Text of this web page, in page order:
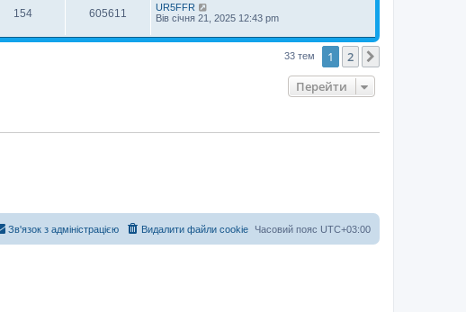
154 605611
UR5FFR
Вів січня 21, 2025 12:43 pm
33 тем 1 2
Перейти
Часовий пояс UTC+03:00
Видалити файли cookie
Зв'язок з адміністрацією